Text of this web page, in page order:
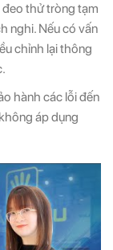
thử tròng tạm
nghi. Nếu có vấn
chỉnh lại thông
hành các lỗi đến
áp dụng